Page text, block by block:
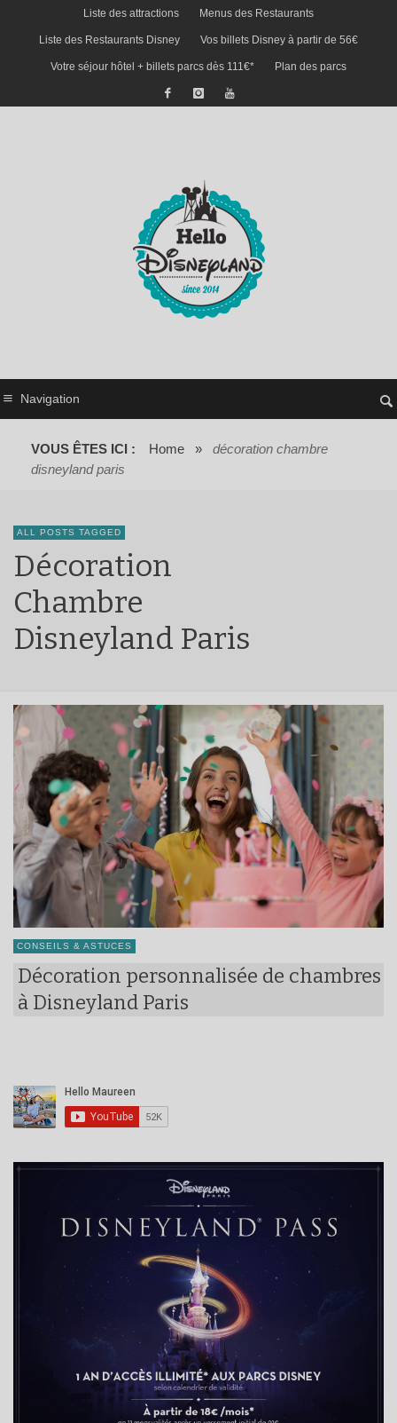
Liste des attractions Menus des Restaurants
Liste des Restaurants Disney Vos billets Disney à partir de 56€
Votre séjour hôtel + billets parcs dès 111€* Plan des parcs
Navigation
VOUS ÊTES ICI : Home »
décoration chambre
disneyland paris
ALL POSTS TAGGED
Décoration
Chambre
Disneyland Paris
CONSEILS & ASTUCES
Décoration personnalisée de chambres
à Disneyland Paris